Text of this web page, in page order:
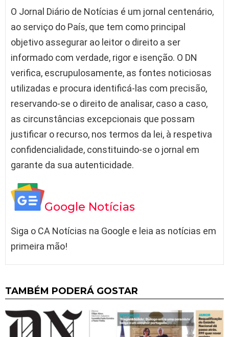
O Jornal Diário de Notícias é um jornal centenário,
ao serviço do País, que tem como principal
objetivo assegurar ao leitor o direito a ser
informado com verdade, rigor e isenção. O DN
verifica, escrupulosamente, as fontes noticiosas
utilizadas e procura identificá-las com precisão,
reservando-se o direito de analisar, caso a caso,
as circunstâncias excepcionais que possam
justificar o recurso, nos termos da lei, à respetiva
confidencialidade, constituindo-se o jornal em
garante da sua autenticidade.
Google Notícias
Siga o CA Notícias na Google e leia as notícias em
primeira mão!
TAMBÉM PODERÁ GOSTAR